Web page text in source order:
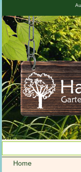
Navigation
überspringen
Home